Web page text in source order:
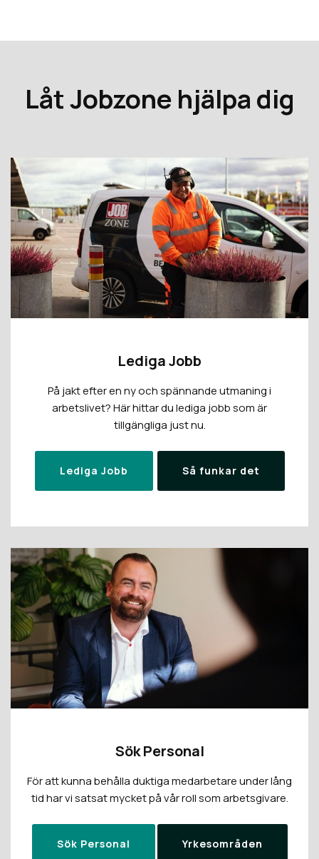
Låt Jobzone hjälpa dig
Lediga Jobb
På jakt efter en ny och spännande utmaning i
arbetslivet? Här hittar du lediga jobb som är
tillgängliga just nu.
Lediga Jobb Så funkar det
Sök Personal
För att kunna behålla duktiga medarbetare under lång
tid har vi satsat mycket på vår roll som arbetsgivare.
Sök Personal Yrkesområden